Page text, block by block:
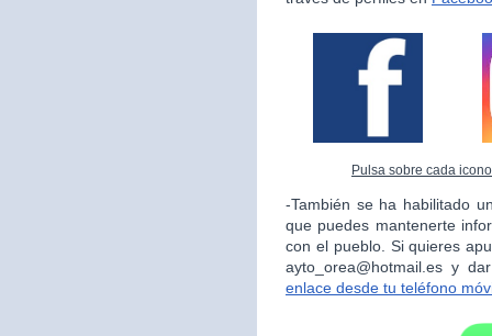
Pulsa sobre cada
-También se ha habilitado
que puedes mantenerte
con el pueblo. Si quieres
ayto_orea@hotmail.es y
enlace desde tu teléfono